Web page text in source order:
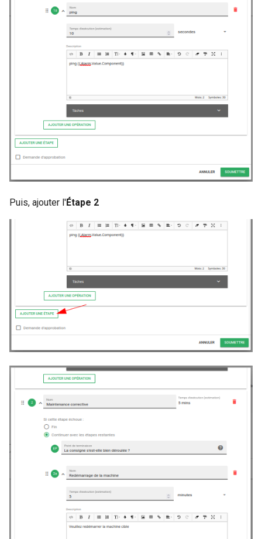
Puis, ajouter l'Étape 2